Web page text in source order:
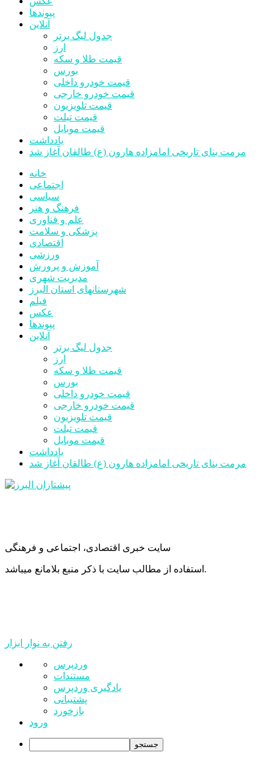
پیوندها
آنلاین
جدول لیگ برتر
ارز
قیمت طلا و سکه
بورس
قیمت خودرو داخلی
قیمت خودرو خارجی
قیمت تلویزیون
قیمت تبلت
قیمت موبایل
یادداشت
مرمت بنای تاریخی امامزاده هارون (ع) طالقان آغاز شد
خانه
اجتماعی
سیاسی
فرهنگ و هنر
علم و فناوری
پزشکی و سلامت
اقتصادی
ورزشی
آموزش و پرورش
مدیریت شهری
شهرستانهای استان البرز
فیلم
عکس
پیوندها
آنلاین
جدول لیگ برتر
ارز
قیمت طلا و سکه
بورس
قیمت خودرو داخلی
قیمت خودرو خارجی
قیمت تلویزیون
قیمت تبلت
قیمت موبایل
یادداشت
مرمت بنای تاریخی امامزاده هارون (ع) طالقان آغاز شد
سایت خبری اقتصادی، اجتماعی و فرهنگی
استفاده از مطالب سایت با ذکر منبع بلامانع میباشد.
رفتن به نوار ابزار
درباره
وردپرس
وردپرس
مستندات
یادگیری وردپرس
پشتیبانی
بازخورد
ورود
جستجو